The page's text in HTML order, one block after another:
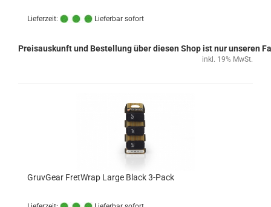
Lieferzeit: Lieferbar sofort
Preisauskunft und Bestellung über diesen Shop ist nur unseren
inkl. 19% MwSt.
GruvGear FretWrap Large Black 3-Pack